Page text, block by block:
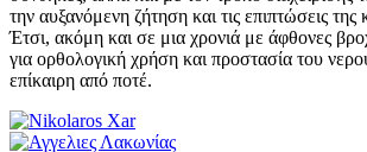
την αυξανόμενη ζήτηση και τις επιπτώσεις της
Έτσι, ακόμη και σε μια χρονιά με άφθονες
για ορθολογική χρήση και προστασία του
επίκαιρη από ποτέ.